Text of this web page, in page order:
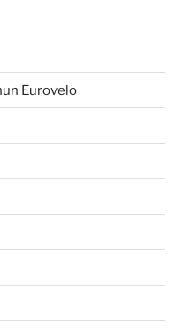
Eurovelo